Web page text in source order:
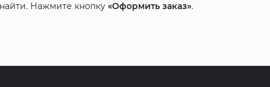
Нажмите кнопку«Оформить заказ».